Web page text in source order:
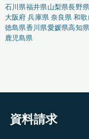
石川県福井県山梨県長野県
大阪府 兵庫県 奈良県 和
徳島県香川県愛媛県高知県
鹿児島県
資料請求